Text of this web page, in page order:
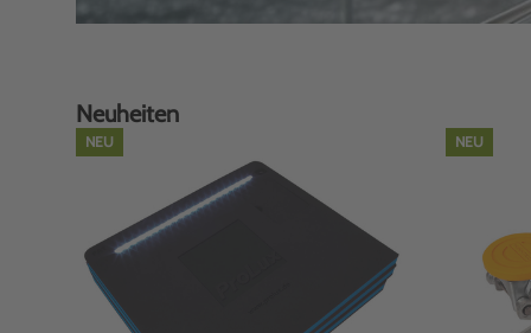
Neuheiten
NEU NEU